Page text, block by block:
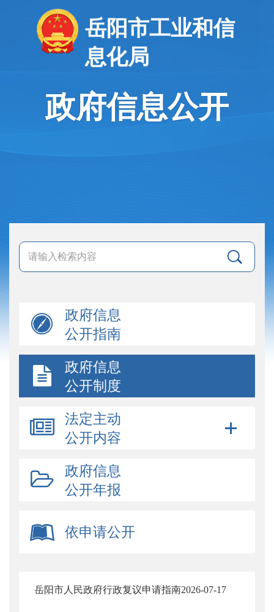
岳阳市工业和信
息化局
政府信息公开
政府信息
公开指南
政府信息
公开制度
法定主动
公开内容
政府信息
公开年报
依申请公开
岳阳市人民政府行政复议申请指南2026-07-17